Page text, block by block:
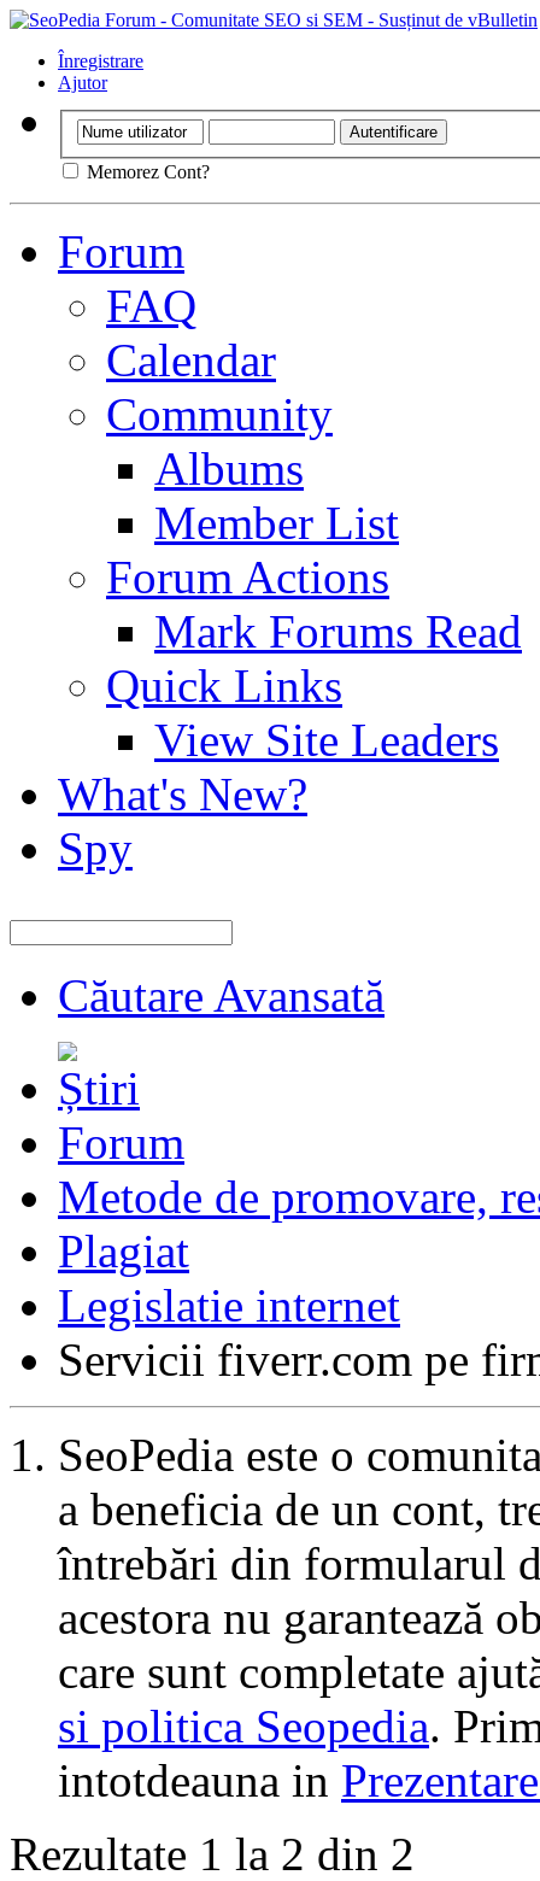
Înregistrare
Ajutor
Memorez Cont?
Forum
FAQ
Calendar
Community
Albums
Member List
Forum Actions
Mark Forums Read
Quick Links
View Site Leaders
What's New?
Spy
Căutare Avansată
Forum
Metode de promovare,
Plagiat
Legislatie internet
Servicii fiverr.com pe
SeoPedia este o
a beneficia de un cont,
întrebări din formularul
acestora nu garantează
care sunt completate
si politica Seopedia.
intotdeauna in
Rezultate 1 la 2 din 2